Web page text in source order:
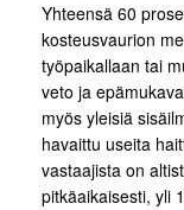
Yhteensä 60
kosteusvaurion
työpaikallaan tai
veto ja
myös yleisiä
havaittu useita
vastaajista on
pitkäaikaisesti, yli